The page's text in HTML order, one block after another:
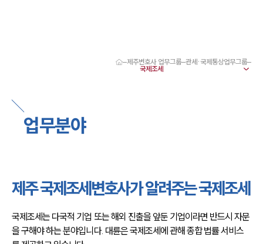
제주형사전문변호사
제주이혼전문변호사
제주학교폭력변호사
제주 분사무소 오시는 길
제주변호사상담 상담접수
채용정보
제주변호사 업무그룹 관세·국제통상업무그룹
업무분야
제주 국제조세변호사가 알려주는 국제조세
국제조세는 다국적 기업 또는 해외 진출을 앞둔 기업이라면 반드시 자문
을 구해야 하는 분야입니다. 대륜은 국제조세에 관해 종합 법률 서비스